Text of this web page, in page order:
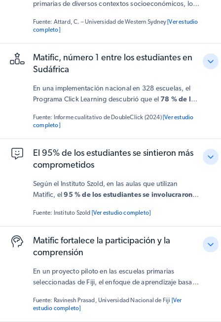
primarias de diversos contextos socioeconómicos, los
mejora significativa: sus resultados en las pruebas
Matific hizo que las matemáticas fueran más
atractivas- los estudiantes las describieron como
aprendiendo mientras jugaban.
Fuente: Attard, C. – Universidad de Western Sydney [Ver estudio
completo]
Matific, número 1 entre los estudiantes en
Sudáfrica
En una implementación nacional en 328 escuelas, el
Programa Click Learning descubrió que el 78 % de los
lacalificación más alta entre las tres herramientas
para el cálculo mental como factores clave para la
participación.
Fuente: Informe cualitativo de DoubleClick (2024) [Ver estudio
completo]
El 95% de los estudiantes se sintieron más
comprometidos
Según el Instituto Szold, en las aulas que utilizan
Matific, el95 % de los estudiantes se involucraron
significativo en la curiosidad (84 %) y el disfrute (98 %).
Los docentes también observaron que Matific hizo que
los aprendizajes fueran más claros, significativos y
relevantes para la vida de los estudiantes.
Fuente: Instituto Szold [Ver estudio completo]
Matific fortalece la participación y la
comprensión
En un proyecto piloto en las escuelas primarias
seleccionadas de Fiji, el enfoque de aprendizaje basado
de los estudiantesy unamejor comprensión de
Fuente: Ravinesh Prasad, Universidad Nacional de Fiji [Ver
estudio completo]